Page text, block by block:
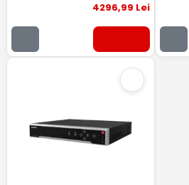
4296,99 Lei